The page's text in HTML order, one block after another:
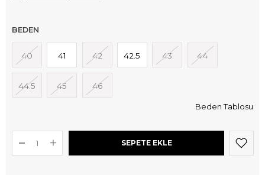
BEDEN
40 41 42 42.5 43 44
44.5 45 46
Beden Tablosu